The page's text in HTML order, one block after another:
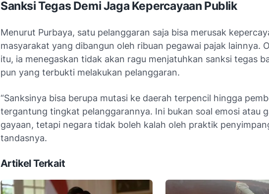
Sanksi Tegas Demi Jaga Kepercayaan Publik
Menurut Purbaya, satu pelanggaran saja bisa merusak
masyarakat yang dibangun oleh ribuan pegawai pajak lainnya.
itu, ia menegaskan tidak akan ragu menjatuhkan sanksi tegas
pun yang terbukti melakukan pelanggaran.
“Sanksinya bisa berupa mutasi ke daerah terpencil hingga
tergantung tingkat pelanggarannya. Ini bukan soal emosi atau
gayaan, tetapi negara tidak boleh kalah oleh praktik
tandasnya.
Artikel Terkait